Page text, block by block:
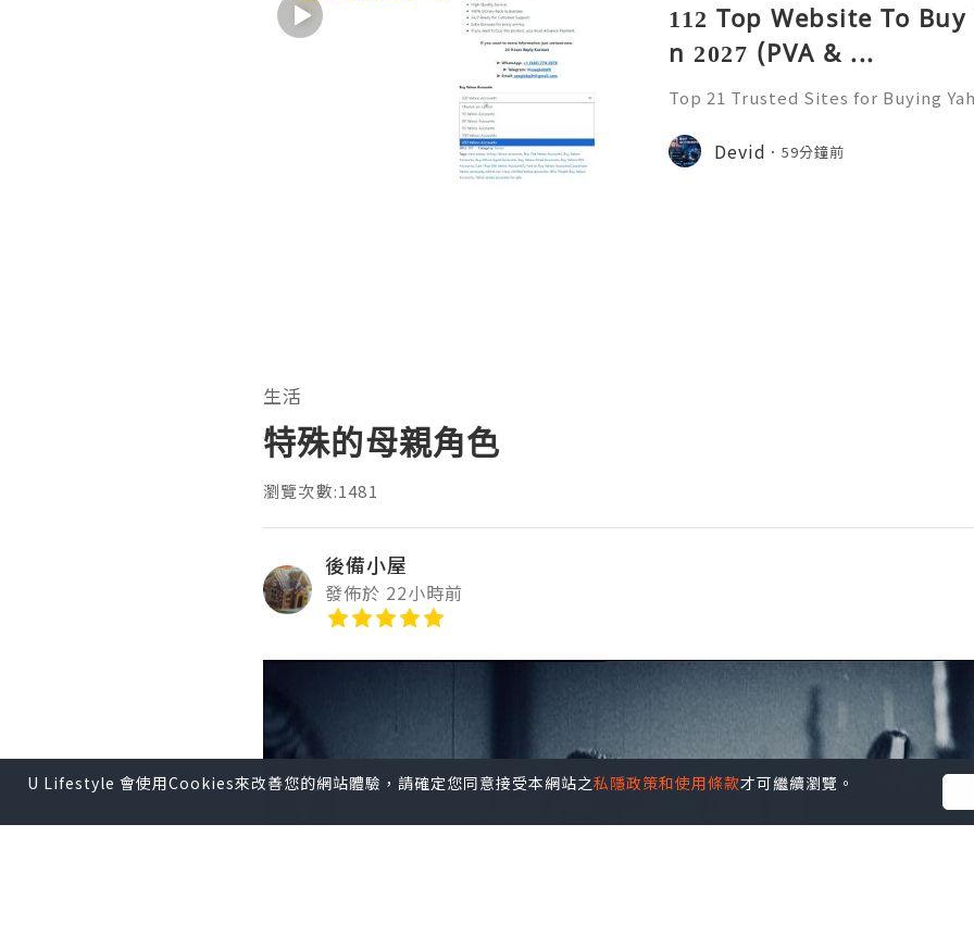
112 Top Website To
n 2027 (PVA & ...
Top 21 Trusted Sites for Buying
➤ Email: usaglobalit@gmail.com
Devid 59分鐘前
生活
特殊的母親角色
瀏覽次數:1481
後備小屋
發佈於 22小時前
U Lifestyle 會使用Cookies來改善您的網站體驗，請確定您同意接受本網站之私隱政策和使用條款才可繼續瀏覽。